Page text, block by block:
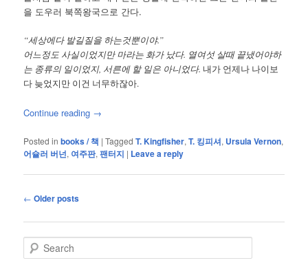
을 도우러 북쪽왕국으로 간다.
“세상에다 발길질을 하는것뿐이야.”
어느정도 사실이었지만 마라는 화가 났다. 열여섯 살때 끝냈어야하
는 종류의 일이었지, 서른에 할 일은 아니었다.내가 언제나 나이보
다 늦었지만 이건 너무하잖아.
Continue reading →
Posted in books / 책 |Tagged T. Kingfisher,T. 킹피셔, Ursula Vernon,
어슐러 버넌, 여주판,팬터지 | Leave a reply
Post
← Older posts
e